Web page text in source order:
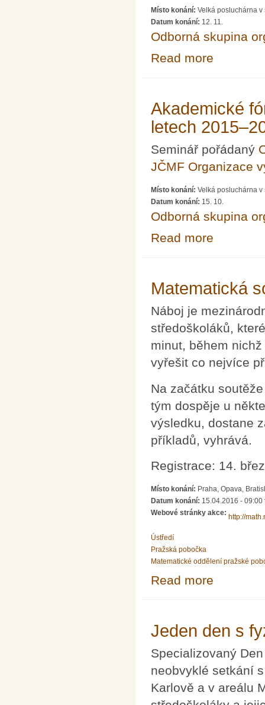
Místo konání: Velká posluchárna v
Datum konání: 12. 11.
Odborná skupina
Read more
Akademické
letech
Seminář pořádaný
JČMF Organizace
Místo konání: Velká posluchárna v
Datum konání: 15. 10.
Odborná skupina
Read more
Matematická
Náboj je
středoškoláků,
minut, během
vyřešit co nejvíce
Na začátku
tým dospěje u
výsledku, dostane
příkladů, vyhrává.
Registrace: 14.
Místo konání: Praha, Opava,
Datum konání: 15.04.2016 - 09:00
Webové stránky akce:
http://
Ústředí
Pražská pobočka
Matematické oddělení pražské
Read more
Jeden den s
Specializovaný
neobvyklé setkání
Karlově a v areálu